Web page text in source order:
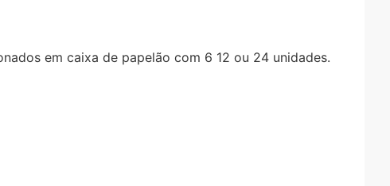
em caixa de papelão com 6 12 ou 24 unidades.